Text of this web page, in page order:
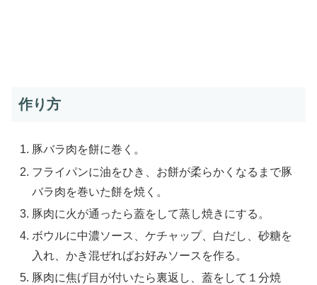
作り方
豚バラ肉を餅に巻く。
フライパンに油をひき、お餅が柔らかくなるまで豚
バラ肉を巻いた餅を焼く。
豚肉に火が通ったら蓋をして蒸し焼きにする。
ボウルに中濃ソース、ケチャップ、白だし、砂糖を
入れ、かき混ぜればお好みソースを作る。
豚肉に焦げ目が付いたら裏返し、蓋をして１分焼